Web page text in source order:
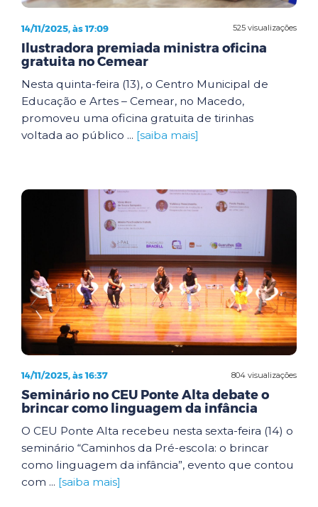
525 visualizações
14/11/2025, às 17:09
Ilustradora premiada ministra oficina
gratuita no Cemear
Nesta quinta-feira (13), o Centro Municipal de
Educação e Artes – Cemear, no Macedo,
promoveu uma oficina gratuita de tirinhas
voltada ao público ... [saiba mais]
804 visualizações
14/11/2025, às 16:37
Seminário no CEU Ponte Alta debate o
brincar como linguagem da infância
O CEU Ponte Alta recebeu nesta sexta-feira (14) o
seminário “Caminhos da Pré-escola: o brincar
como linguagem da infância”, evento que contou
com ... [saiba mais]